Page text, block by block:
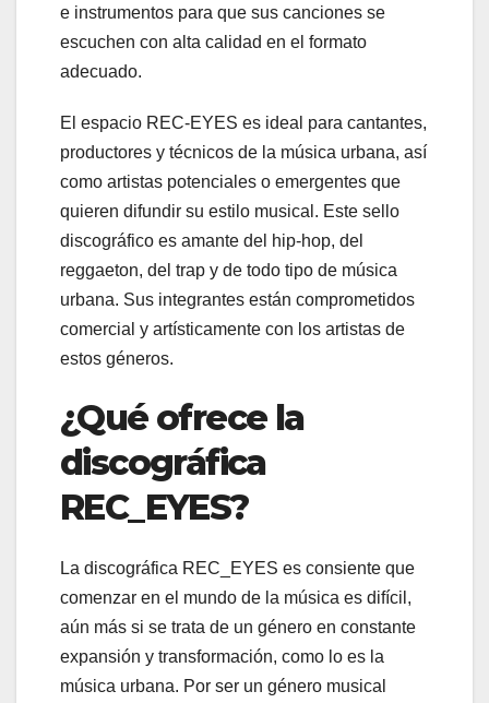
e instrumentos para que sus canciones se
escuchen con alta calidad en el formato
adecuado.
El espacio REC-EYES es ideal para cantantes,
productores y técnicos de la música urbana, así
como artistas potenciales o emergentes que
quieren difundir su estilo musical. Este sello
discográfico es amante del hip-hop, del
reggaeton, del trap y de todo tipo de música
urbana. Sus integrantes están comprometidos
comercial y artísticamente con los artistas de
estos géneros.
¿Qué ofrece la
discográfica
REC_EYES?
La discográfica REC_EYES es consiente que
comenzar en el mundo de la música es difícil,
aún más si se trata de un género en constante
expansión y transformación, como lo es la
música urbana. Por ser un género musical